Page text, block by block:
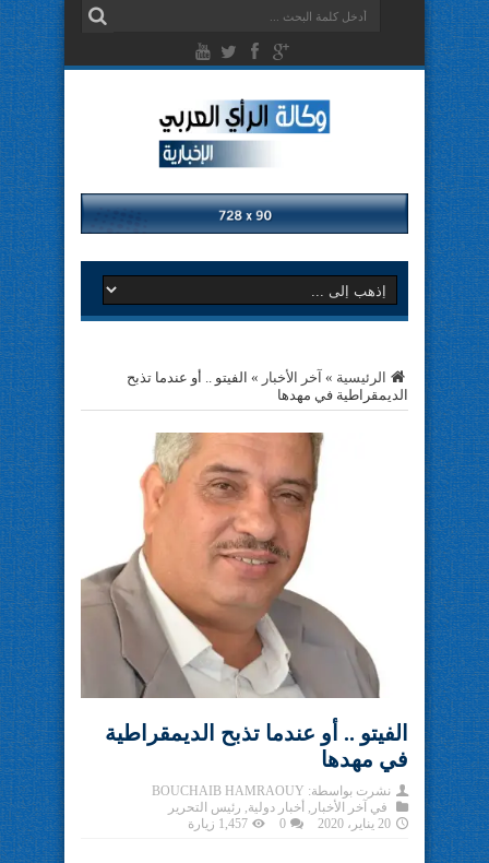
الرئيسية » آخر الأخبار » الفيتو .. أو عندما تذبح
الديمقراطية في مهدها
الفيتو .. أو عندما تذبح الديمقراطية
في مهدها
نشرت بواسطة: BOUCHAIB HAMRAOUY
في آخر الأخبار , أخبار دولية, رئيس التحرير
20 يناير، 2020
0 1,457 زيارة